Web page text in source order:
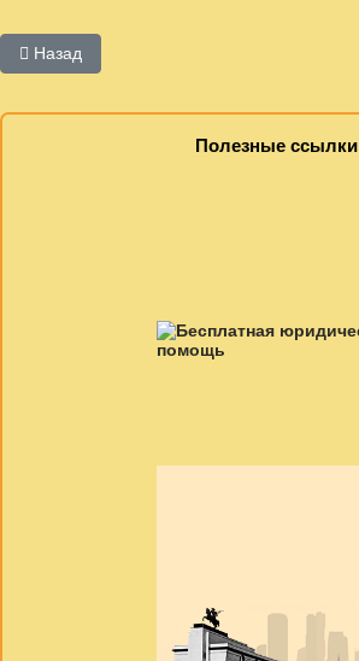
Предыдущий: цели и задачи
Назад
Полезные ссылки